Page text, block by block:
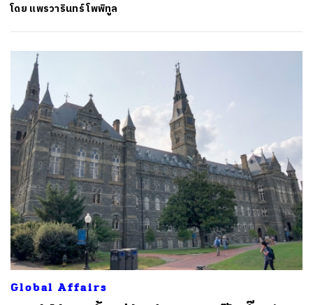
โดย แพรวารินทร์ โพพิทูล
Global Affairs
ค้นหา
SHARE TWEET LINE EMAIL